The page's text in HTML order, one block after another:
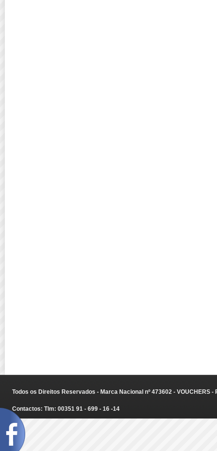
Todos os Direitos Reservados - Marca Nacional nº 473602 - VOUCHERS
Contactos: Tlm: 00351 91 - 699 - 16 -14